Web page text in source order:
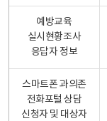
예방교육
실시현황조사
응답자 정보
스마트폰 과의존
전화포털 상담
신청자 및 대상자